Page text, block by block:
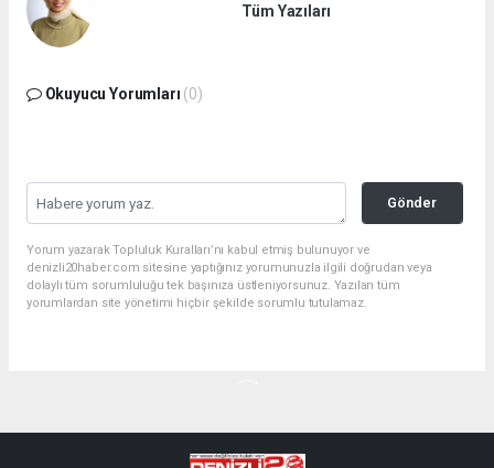
Tüm Yazıları
Okuyucu Yorumları (0)
Gönder
Yorum yazarak Topluluk Kuralları’nı kabul etmiş bulunuyor ve
denizli20haber.com sitesine yaptığınız yorumunuzla ilgili doğrudan veya
dolaylı tüm sorumluluğu tek başınıza üstleniyorsunuz. Yazılan tüm
yorumlardan site yönetimi hiçbir şekilde sorumlu tutulamaz.